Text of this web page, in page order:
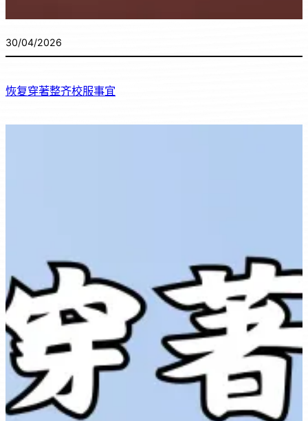
30/04/2026
恢复穿著整齐校服事宜